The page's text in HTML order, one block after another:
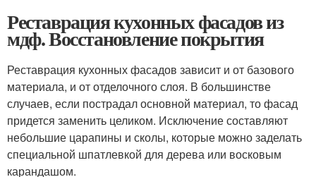
Реставрация кухонных фасадов из
мдф. Восстановление покрытия
Реставрация кухонных фасадов зависит и от базового
материала, и от отделочного слоя. В большинстве
случаев, если пострадал основной материал, то фасад
придется заменить целиком. Исключение составляют
небольшие царапины и сколы, которые можно заделать
специальной шпатлевкой для дерева или восковым
карандашом.